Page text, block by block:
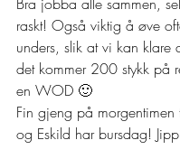
raskt! Også viktig å øve
unders, slik at vi kan klare
det kommer 200 stykk på
en WOD 🙂
Fin gjeng på
og Eskild har bursdag!